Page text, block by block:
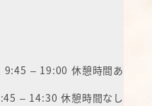
– 19:00 休憩時間あり
– 14:30 休憩時間なし